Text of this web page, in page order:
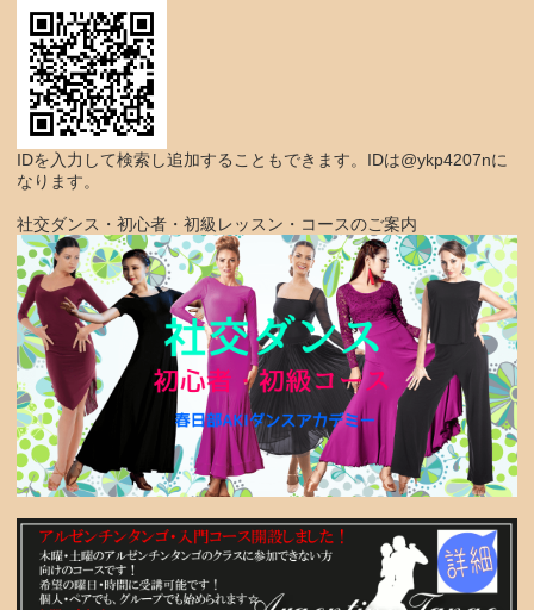
IDを入力して検索し追加することもできます。IDは@ykp4207nに
なります。
社交ダンス・初心者・初級レッスン・コースのご案内